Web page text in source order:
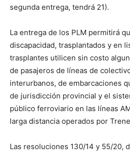
segunda entrega, tendrá 21).
La entrega de los PLM permitirá
discapacidad, trasplantados y en
trasplantes utilicen sin costo
de pasajeros de líneas de
interurbanos, de embarcaciones
de jurisdicción provincial y el
público ferroviario en las líneas
larga distancia operados por
Las resoluciones 130/14 y 55/20,